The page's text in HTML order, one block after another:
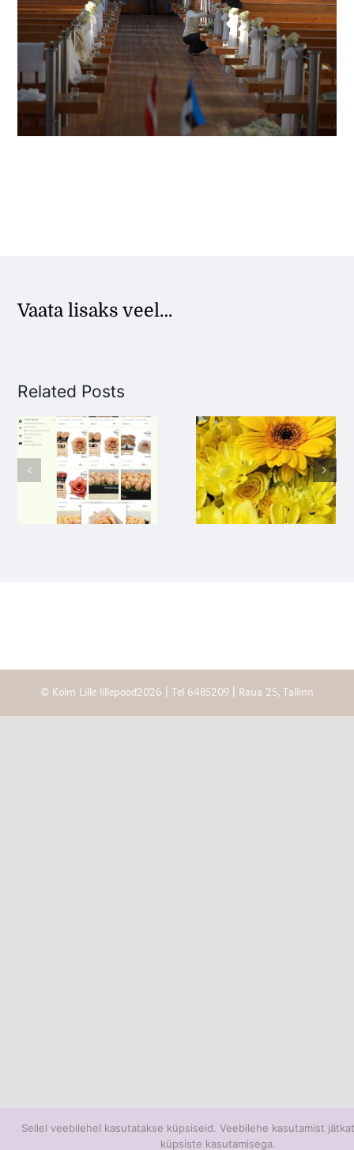
Vaata lisaks veel…
Related Posts
© Kolm Lille lillepood2026 | Tel 6485209 | Raua 25, Tallinn
Sellel veebilehel kasutatakse küpsiseid. Veebilehe kasutamist
küpsiste kasutamisega.